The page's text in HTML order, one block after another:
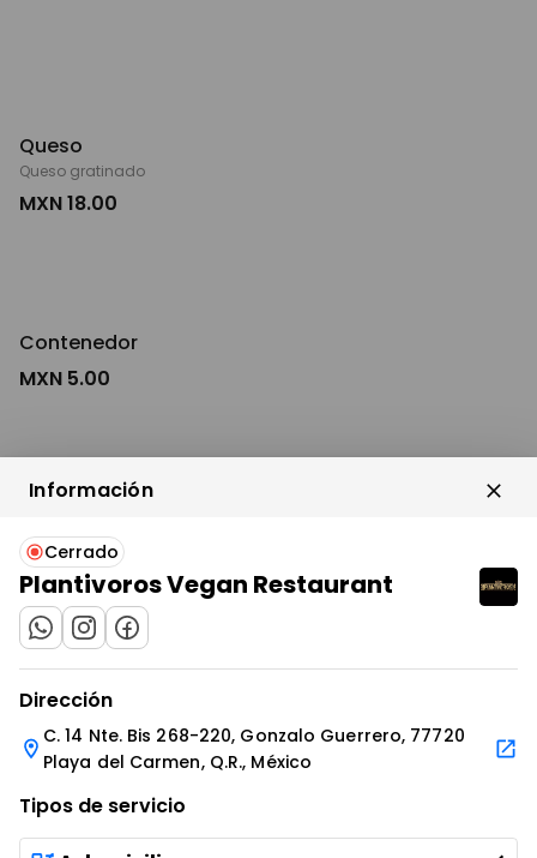
Queso
Queso gratinado
MXN 18.00
Contenedor
MXN 5.00
Aguacate
MXN 15.00
Piña
MXN 15.00
Información
Cerrado
Plantivoros Vegan Restaurant
IR AL ENLACE
IR AL ENLACE
IR AL ENLACE
Dirección
C. 14 Nte. Bis 268-220, Gonzalo Guerrero, 77720
Playa del Carmen, Q.R., México
Tipos de servicio